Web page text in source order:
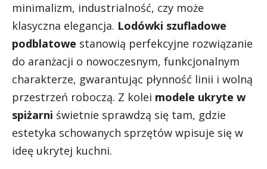
minimalizm, industrialność, czy może
klasyczna elegancja. Lodówki szufladowe
podblatowe stanowią perfekcyjne rozwiązanie
do aranżacji o nowoczesnym, funkcjonalnym
charakterze, gwarantując płynność linii i wolną
przestrzeń roboczą. Z kolei modele ukryte w
spiżarni świetnie sprawdzą się tam, gdzie
estetyka schowanych sprzętów wpisuje się w
ideę ukrytej kuchni.